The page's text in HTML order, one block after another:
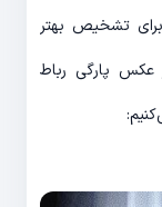
تشخیص بهتر
عکس پارگی رباط